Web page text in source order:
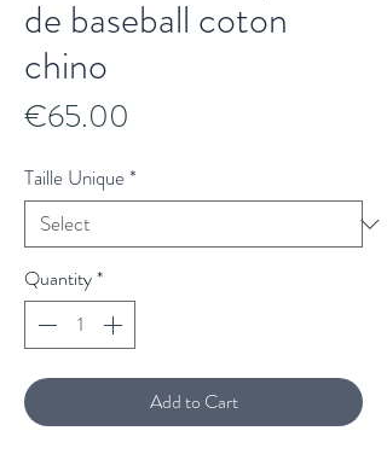
de baseball coton
chino
€65.00
Taille Unique*
Quantity*
Add to Cart